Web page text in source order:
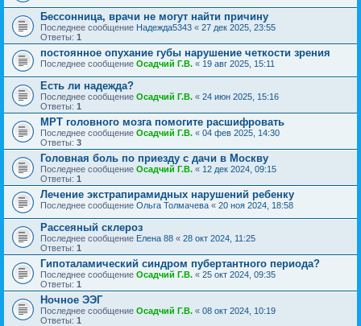
Бессонница, врачи не могут найти причину
Последнее сообщение Надежда5343 « 27 дек 2025, 23:55
Ответы: 1
постоянное опухание губы нарушение четкости зрения
Последнее сообщение Осадчий Г.В. « 19 авг 2025, 15:11
Есть ли надежда?
Последнее сообщение Осадчий Г.В. « 24 июн 2025, 15:16
Ответы: 1
МРТ головного мозга помогите расшифровать
Последнее сообщение Осадчий Г.В. « 04 фев 2025, 14:30
Ответы: 3
Головная боль по приезду с дачи в Москву
Последнее сообщение Осадчий Г.В. « 12 дек 2024, 09:15
Ответы: 1
Лечение экстрапирамидных нарушений ребенку
Последнее сообщение Ольга Толмачева « 20 ноя 2024, 18:58
Рассеяный склероз
Последнее сообщение Елена 88 « 28 окт 2024, 11:25
Ответы: 1
Гипоталамический синдром пубертантного периода?
Последнее сообщение Осадчий Г.В. « 25 окт 2024, 09:35
Ответы: 1
Ночное ЭЭГ
Последнее сообщение Осадчий Г.В. « 08 окт 2024, 10:19
Ответы: 1